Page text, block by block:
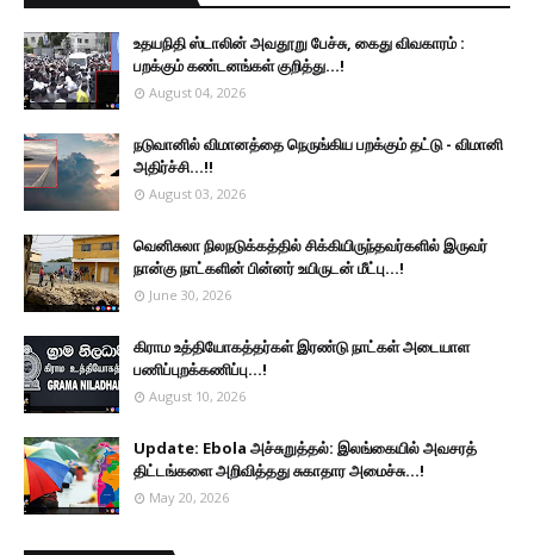
உதயநிதி ஸ்டாலின் அவதூறு பேச்சு, கைது விவகாரம் :
பறக்கும் கண்டனங்கள் குறித்து...!
August 04, 2026
நடுவானில் விமானத்தை நெருங்கிய பறக்கும் தட்டு - விமானி
அதிர்ச்சி...!!
August 03, 2026
வெனிசுலா நிலநடுக்கத்தில் சிக்கியிருந்தவர்களில் இருவர்
நான்கு நாட்களின் பின்னர் உயிருடன் மீட்பு...!
June 30, 2026
கிராம உத்தியோகத்தர்கள் இரண்டு நாட்கள் அடையாள
பணிப்புறக்கணிப்பு...!
August 10, 2026
Update: Ebola அச்சுறுத்தல்: இலங்கையில் அவசரத்
திட்டங்களை அறிவித்தது சுகாதார அமைச்சு...!
May 20, 2026